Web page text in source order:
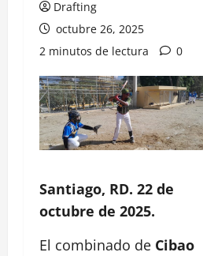
Drafting
octubre 26, 2025
2 minutos de lectura
0
Santiago, RD. 22 de
octubre de 2025.
El combinado de Cibao